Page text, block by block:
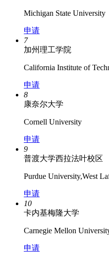
Michigan State University
申请
7
加州理工学院
California Institute of
申请
8
康奈尔大学
Cornell University
申请
9
普渡大学西拉法叶校区
Purdue University,West
申请
10
卡内基梅隆大学
Carnegie Mellon
申请